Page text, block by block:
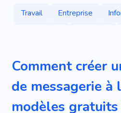
Travail Entreprise
Planification
Titulaire De
Dynamique
Famille
Systèmes Électriques
Comment créer
de messagerie à
modèles gratuits